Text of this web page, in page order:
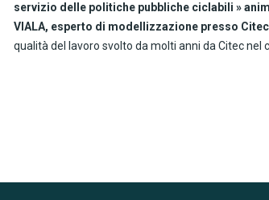
servizio delle politiche pubbliche ciclabili »
VIALA, esperto di modellizzazione presso
qualità del lavoro svolto da molti anni da Citec nel